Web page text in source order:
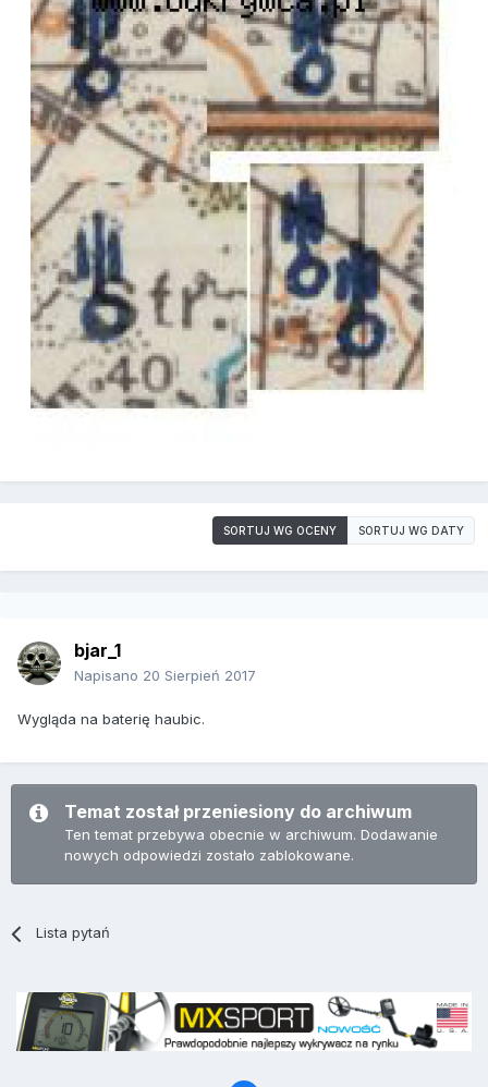
SORTUJ WG OCENY SORTUJ WG DATY
bjar_1
Napisano 20 Sierpień 2017
Wygląda na baterię haubic.
Temat został przeniesiony do archiwum
Ten temat przebywa obecnie w archiwum. Dodawanie
nowych odpowiedzi zostało zablokowane.
Lista pytań